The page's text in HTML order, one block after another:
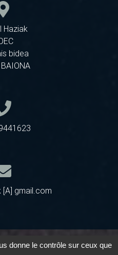
Haziak
bidea
[A] gmail.com
donne le contrôle sur ceux que